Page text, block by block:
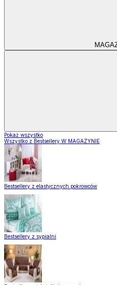
Pokaż wszystko
Wszystko z Bestsellery W MAGAZYNIE
Bestsellery z elastycznych pokrowców
Bestsellery z sypialni